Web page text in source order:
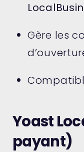
Gère les
Yoast
payant)